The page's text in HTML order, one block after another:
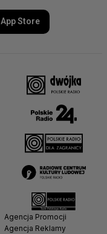
App Store
Agencja Promocji
Agencja Reklamy